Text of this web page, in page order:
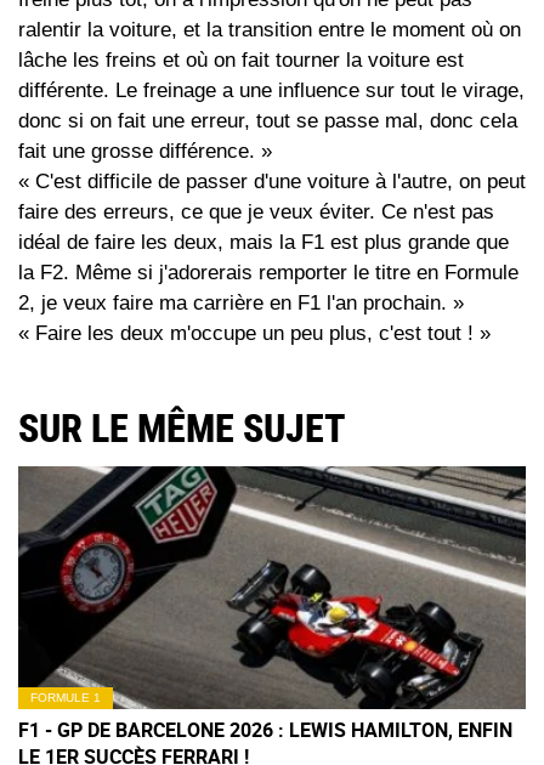
ralentir la voiture, et la transition entre le moment où on
lâche les freins et où on fait tourner la voiture est
différente. Le freinage a une influence sur tout le virage,
donc si on fait une erreur, tout se passe mal, donc cela
fait une grosse différence. »
« C'est difficile de passer d'une voiture à l'autre, on peut
faire des erreurs, ce que je veux éviter. Ce n'est pas
idéal de faire les deux, mais la F1 est plus grande que
la F2. Même si j'adorerais remporter le titre en Formule
2, je veux faire ma carrière en F1 l'an prochain. »
« Faire les deux m'occupe un peu plus, c'est tout ! »
SUR LE MÊME SUJET
FORMULE 1
F1 - GP DE BARCELONE 2026 : LEWIS HAMILTON, ENFIN
LE 1ER SUCCÈS FERRARI !